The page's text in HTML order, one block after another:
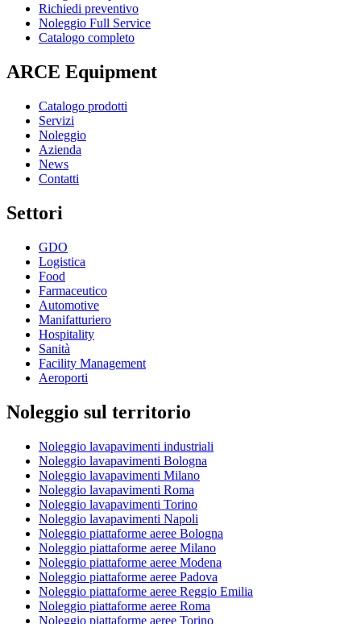
Richiedi preventivo
Noleggio Full Service
Catalogo completo
ARCE Equipment
Catalogo prodotti
Servizi
Noleggio
Azienda
News
Contatti
Settori
GDO
Logistica
Food
Farmaceutico
Automotive
Manifatturiero
Hospitality
Sanità
Facility Management
Aeroporti
Noleggio sul territorio
Noleggio lavapavimenti industriali
Noleggio lavapavimenti Bologna
Noleggio lavapavimenti Milano
Noleggio lavapavimenti Roma
Noleggio lavapavimenti Torino
Noleggio lavapavimenti Napoli
Noleggio piattaforme aeree Bologna
Noleggio piattaforme aeree Milano
Noleggio piattaforme aeree Modena
Noleggio piattaforme aeree Padova
Noleggio piattaforme aeree Reggio Emilia
Noleggio piattaforme aeree Roma
Noleggio piattaforme aeree Torino